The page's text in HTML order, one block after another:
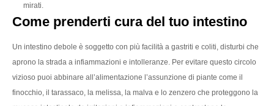
mirati.
Come prenderti cura del tuo intestino
Un intestino debole è soggetto con più facilità a gastriti e coliti, disturbi che
aprono la strada a infiammazioni e intolleranze. Per evitare questo circolo
vizioso puoi abbinare all’alimentazione l’assunzione di piante come il
finocchio, il tarassaco, la melissa, la malva e lo zenzero che proteggono la